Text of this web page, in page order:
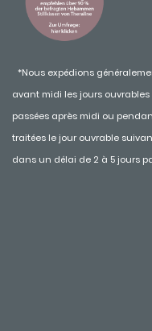
*Nous expédions
avant midi les jours
passées après midi ou
traitées le jour ouvrable
dans un délai de 2 à 5 jours